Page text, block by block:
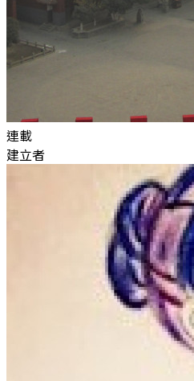
連載
建立者